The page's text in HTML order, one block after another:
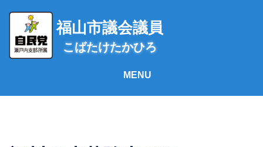
ス
福山市議会議員
こばたけたかひろ